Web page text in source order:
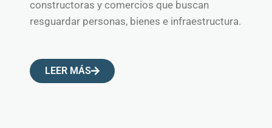
constructoras y comercios que buscan
resguardar personas, bienes e infraestructura.
LEER MÁS